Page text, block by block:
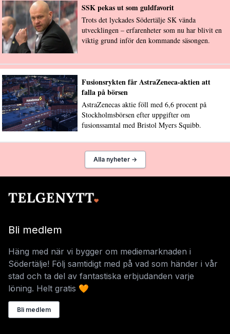
SSK pekas ut som guldfavorit
Trots det lyckades Södertälje SK vända
utvecklingen – erfarenheter som nu har blivit en
viktig grund inför den kommande säsongen.
Fusionsrykten får AstraZeneca-aktien att
falla på börsen
AstraZenecas aktie föll med 6,6 procent på
Stockholmsbörsen efter uppgifter om
fusionssamtal med Bristol Myers Squibb.
Alla nyheter →
Bli medlem
Häng med när vi bygger om mediemarknaden i
Södertälje! Följ samtidigt med på vad som händer i vår
stad och ta del av fantastiska erbjudanden varje
löning. Helt gratis 🧡
Bli medlem